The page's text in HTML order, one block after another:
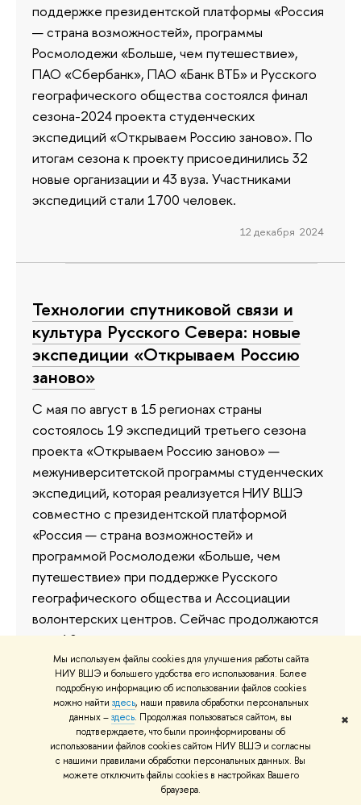
Мы используем файлы cookies для улучшения работы сайта
НИУ ВШЭ и большего удобства его использования. Более
подробную информацию об использовании файлов cookies
можно найти здесь, наши правила обработки персональных
данных –здесь. Продолжая пользоваться сайтом, вы
подтверждаете, что были проинформированы об
использовании файлов cookies сайтом НИУ ВШЭ и согласны
с нашими правилами обработки персональных данных. Вы
можете отключить файлы cookies в настройках Вашего
браузера.
✖
поддержке президентской платформы «Россия
— страна возможностей», программы
Росмолодежи «Больше, чем путешествие»,
ПАО «Сбербанк», ПАО «Банк ВТБ» и Русского
географического общества состоялся финал
сезона-2024 проекта студенческих
экспедиций «Открываем Россию заново». По
итогам сезона к проекту присоединились 32
новые организации и 43 вуза. Участниками
экспедиций стали 1700 человек.
12 декабря 2024
Технологии спутниковой связи и
культура Русского Севера: новые
экспедиции «Открываем Россию
заново»
С мая по август в 15 регионах страны
состоялось 19 экспедиций третьего сезона
проекта «Открываем Россию заново» —
межуниверситетской программы студенческих
экспедиций, которая реализуется НИУ ВШЭ
совместно с президентской платформой
«Россия — страна возможностей» и
программой Росмолодежи «Больше, чем
путешествие» при поддержке Русского
географического общества и Ассоциации
волонтерских центров. Сейчас продолжаются
еще 10 выездов участников проекта.
Планируется, что до ноября 2024 года
экспедиции охватят 26 регионов России, а
всего за год в программе примут участие 1,2
тыс. студентов. Всего за 8 лет реализации
проекта его участниками стали более 7 тыс.
человек.